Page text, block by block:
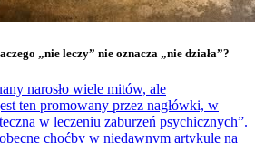
„nie leczy” nie oznacza „nie działa”?
narosło wiele mitów, ale
ten promowany przez nagłówki, w
w leczeniu zaburzeń psychicznych”.
choćby w niedawnym artykule na